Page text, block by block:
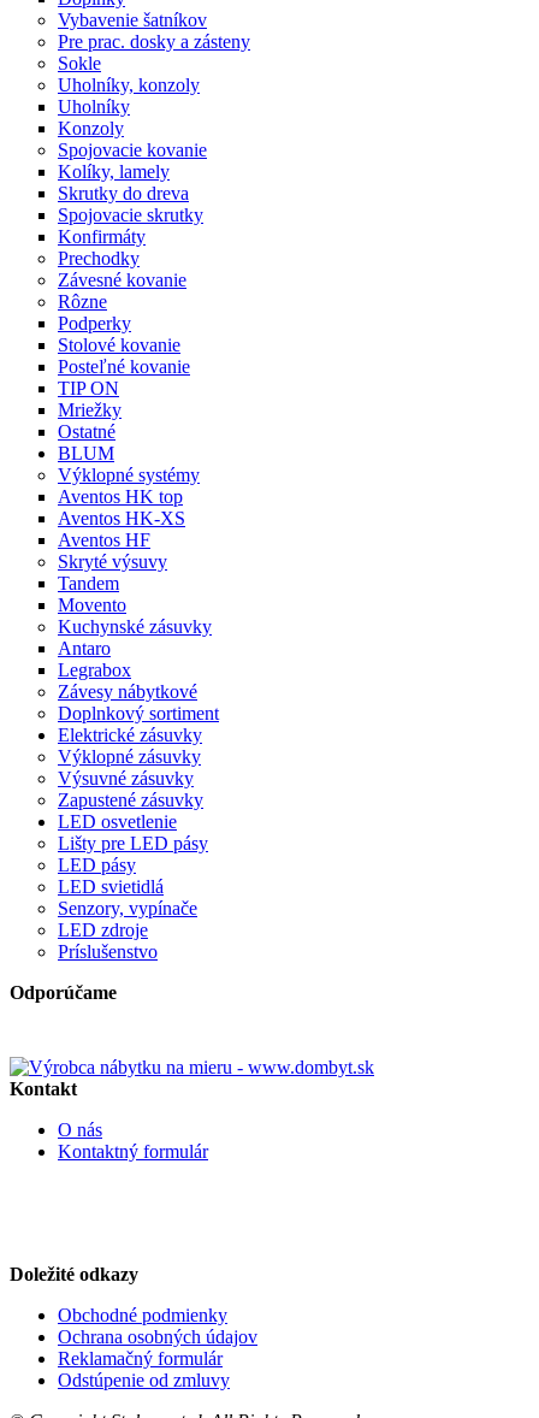
Vybavenie šatníkov
Pre prac. dosky a zásteny
Sokle
Uholníky, konzoly
Uholníky
Konzoly
Spojovacie kovanie
Kolíky, lamely
Skrutky do dreva
Spojovacie skrutky
Konfirmáty
Prechodky
Závesné kovanie
Rôzne
Podperky
Stolové kovanie
Posteľné kovanie
TIP ON
Mriežky
Ostatné
BLUM
Výklopné systémy
Aventos HK top
Aventos HK-XS
Aventos HF
Skryté výsuvy
Tandem
Movento
Kuchynské zásuvky
Antaro
Legrabox
Závesy nábytkové
Doplnkový sortiment
Elektrické zásuvky
Výklopné zásuvky
Výsuvné zásuvky
Zapustené zásuvky
LED osvetlenie
Lišty pre LED pásy
LED pásy
LED svietidlá
Senzory, vypínače
LED zdroje
Príslušenstvo
Odporúčame
Kontakt
O nás
Kontaktný formulár
Doležité odkazy
Obchodné podmienky
Ochrana osobných údajov
Reklamačný formulár
Odstúpenie od zmluvy